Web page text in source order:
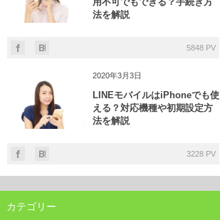
法を解説
5848 PV
2020年3月3日
LINEモバイルはiPhoneでも使
える？対応機種や初期設定方
法を解説
3228 PV
カテゴリー